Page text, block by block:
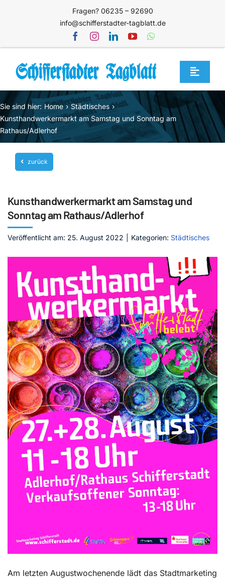
Fragen? 06235 – 92690
info@schifferstadter-tagblatt.de
Toggle
Home
Themen
Blog
Unternehmen
Mediathek
Jetzt abonnieren
Kontakt
Sie sind hier: Home
Städtisches
Kunsthandwerkermarkt am Samstag und Sonntag am
Rathaus/Adlerhof
zurück
Kunsthandwerkermarkt am Samstag und
Sonntag am Rathaus/Adlerhof
Veröffentlicht am: 25. August 2022 Kategorien: Städtisches
Am letzten Augustwochenende lädt das Stadtmarketing